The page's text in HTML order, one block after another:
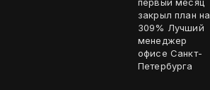
закрыл план на
309% Лучший
менеджер
офисе Санкт-
Петербурга